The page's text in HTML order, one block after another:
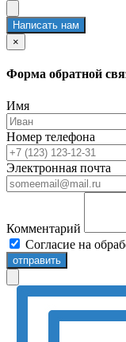
Написать нам
×
Форма обратной
Имя
Номер телефона
Электронная почта
Комментарий
Согласие на
отправить